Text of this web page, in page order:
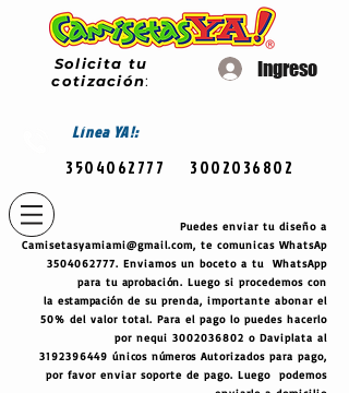
Solicita tu
cotización:
Ingreso
LíneaYA!:
3504062777 3002036802
Puedes enviar tu diseño a
Camisetasyamiami@gmail.com, te comunicas WhatsAp
3504062777. Enviamos un boceto a tu WhatsApp
para tu aprobación. Luego si procedemos con
laestampación de su prenda, importante abonar el
50% del valor total. Para el pago lo puedes hacerlo
por nequi 3002036802 o Daviplata al
3192396449 únicos números Autorizados para pago,
por favor enviar soporte de pago. Luego podemos